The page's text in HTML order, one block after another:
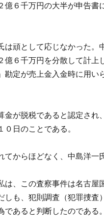
６千万円の大半が申告書
頑として応じなかった。
億６千万円を分散して計
勘定が売上金入金時に用
が脱税であると認定され
日のことである。
からほどなく、中島洋一
、この査察事件は名古屋
しも、犯則調査（犯罪捜
あると判断したのである。